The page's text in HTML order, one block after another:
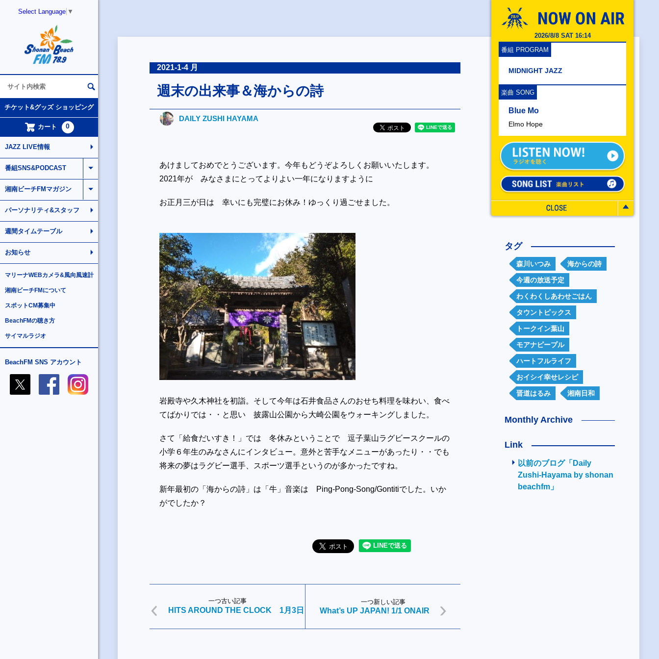
Select Language ▼
2026/8/8 SAT 16:14
番組 PROGRAM
MIDNIGHT JAZZ
楽曲 SONG
Blue Mo
Elmo Hope
チケット&グッズ ショッピング
カート 0
JAZZ LIVE情報
番組SNS&PODCAST
湘南ビーチFMマガジン
パーソナリティ&スタッフ
週間タイムテーブル
お知らせ
マリーナWEBカメラ&風向風速計
湘南ビーチFMについて
スポットCM募集中
BeachFMの聴き方
サイマルラジオ
BeachFM SNS アカウント
2021-1-4 月
週末の出来事＆海からの詩
DAILY ZUSHI HAYAMA
あけましておめでとうございます。今年もどうぞよろしくお願いいたします。
2021年が みなさまにとってよりよい一年になりますように
お正月三が日は 幸いにも完璧にお休み！ゆっくり過ごせました。
岩殿寺や久木神社を初詣。そして今年は石井食品さんのおせち料理を味わい、食べ
てばかりでは・・と思い 披露山公園から大崎公園をウォーキングしました。
さて「給食だいすき！」では 冬休みということで 逗子葉山ラグビースクールの
小学６年生のみなさんにインタビュー。意外と苦手なメニューがあったり・・でも
将来の夢はラグビー選手、スポーツ選手というのが多かったですね。
新年最初の「海からの詩」は「牛」音楽は Ping-Pong-Song/Gontitiでした。いか
がでしたか？
一つ古い記事
HITS AROUND THE CLOCK 1月3日
一つ新しい記事
What’s UP JAPAN! 1/1 ONAIR
タグ
森川いつみ 海からの詩
今週の放送予定
わくわくしあわせごはん
タウントピックス
トークイン葉山
モアナピープル
ハートフルライフ
おイシイ幸せレシピ
晋道はるみ 湘南日和
Monthly Archive
Link
以前のブログ「Daily
Zushi-Hayama by shonan
beachfm」